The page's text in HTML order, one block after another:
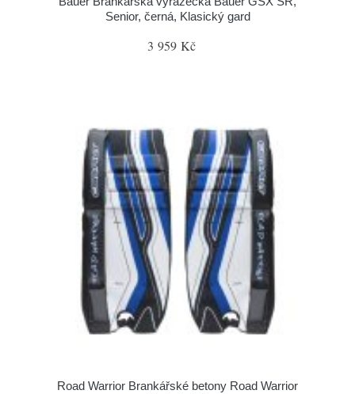
Senior, černá, Klasický gard
3 959 Kč
Road Warrior Brankářské betony Road Warrior